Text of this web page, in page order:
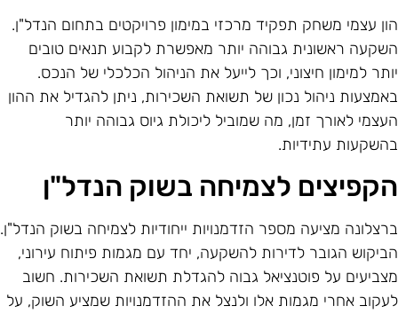
עצמי משחק תפקיד מרכזי במימון פרויקטים בתחום הנדל"ן.
ראשונית גבוהה יותר מאפשרת לקבוע תנאים טובים
למימון חיצוני, וכך לייעל את הניהול הכלכלי של הנכס.
ניהול נכון של תשואת השכירות, ניתן להגדיל את ההון
לאורך זמן, מה שמוביל ליכולת גיוס גבוהה יותר
עתידיות.
לצמיחה בשוק הנדל"ן
מציעה מספר הזדמנויות ייחודיות לצמיחה בשוק הנדל"ן.
הגובר לדירות להשקעה, יחד עם מגמות פיתוח עירוני,
על פוטנציאל גבוה להגדלת תשואת השכירות. חשוב
אחרי מגמות אלו ולנצל את ההזדמנויות שמציע השוק, על